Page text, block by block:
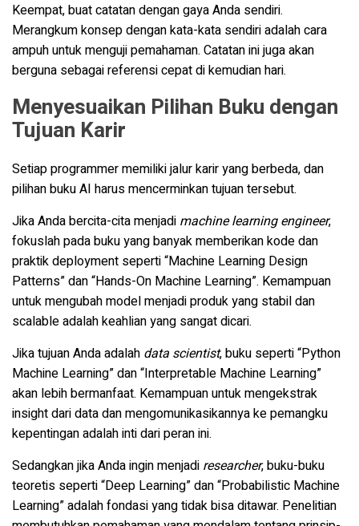
Keempat, buat catatan dengan gaya Anda sendiri.
Merangkum konsep dengan kata-kata sendiri adalah cara
ampuh untuk menguji pemahaman. Catatan ini juga akan
berguna sebagai referensi cepat di kemudian hari.
Menyesuaikan Pilihan Buku dengan
Tujuan Karir
Setiap programmer memiliki jalur karir yang berbeda, dan
pilihan buku AI harus mencerminkan tujuan tersebut.
Jika Anda bercita-cita menjadi machine learning engineer,
fokuslah pada buku yang banyak memberikan kode dan
praktik deployment seperti “Machine Learning Design
Patterns” dan “Hands-On Machine Learning”. Kemampuan
untuk mengubah model menjadi produk yang stabil dan
scalable adalah keahlian yang sangat dicari.
Jika tujuan Anda adalah data scientist, buku seperti “Python
Machine Learning” dan “Interpretable Machine Learning”
akan lebih bermanfaat. Kemampuan untuk mengekstrak
insight dari data dan mengomunikasikannya ke pemangku
kepentingan adalah inti dari peran ini.
Sedangkan jika Anda ingin menjadi researcher, buku-buku
teoretis seperti “Deep Learning” dan “Probabilistic Machine
Learning” adalah fondasi yang tidak bisa ditawar. Penelitian